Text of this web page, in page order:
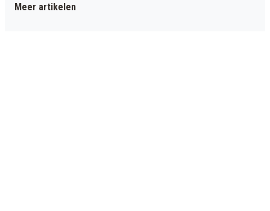
Meer artikelen